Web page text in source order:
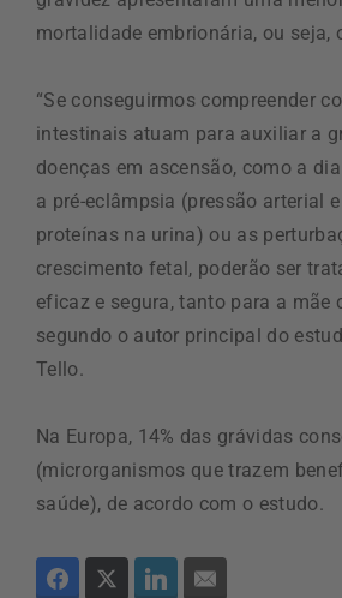
mortalidade embrionária, ou seja,
“Se conseguirmos compreender
intestinais atuam para auxiliar a
doenças em ascensão, como a
a pré-eclâmpsia (pressão arterial
proteínas na urina) ou as
crescimento fetal, poderão ser
eficaz e segura, tanto para a mãe
segundo o autor principal do
Tello.
Na Europa, 14% das grávidas
(microrganismos que trazem
saúde), de acordo com o estudo.